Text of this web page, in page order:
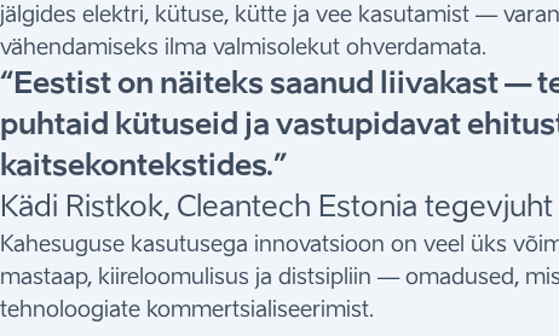
jälgides elektri, kütuse, kütte ja vee kasutamist —
vähendamiseks ilma valmisolekut ohverdamata.
“Eestist on näiteks saanud liivakast —
puhtaid kütuseid ja vastupidavat
kaitsekontekstides.”
Kädi Ristkok, Cleantech Estonia tegevjuht
Kahesuguse kasutusega innovatsioon on veel üks
mastaap, kiireloomulisus ja distsipliin — omadused,
tehnoloogiate kommertsialiseerimist.